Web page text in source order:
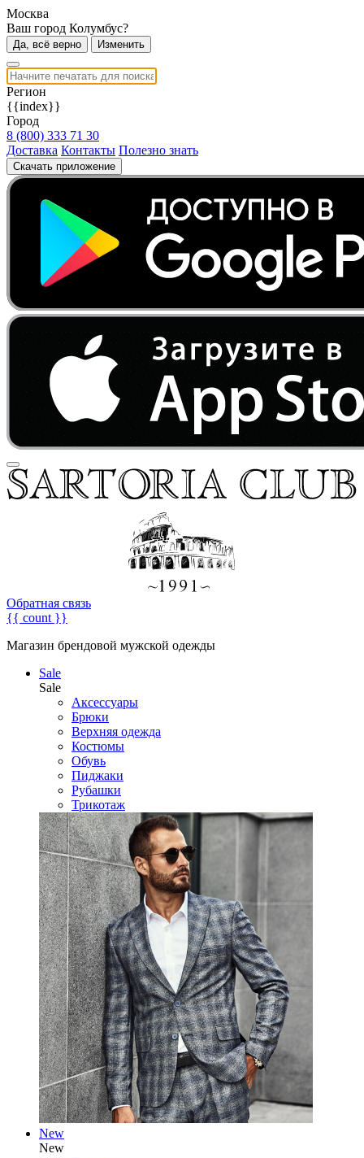
Москва
Ваш город Колумбус?
Да, всё верно Изменить
Регион
{{index}}
Город
8 (800) 333 71 30
Доставка Контакты Полезно знать
Скачать приложение
Обратная связь
{{ count }}
Магазин брендовой мужской одежды
Sale
Sale
Аксессуары
Брюки
Верхняя одежда
Костюмы
Обувь
Пиджаки
Рубашки
Трикотаж
New
New